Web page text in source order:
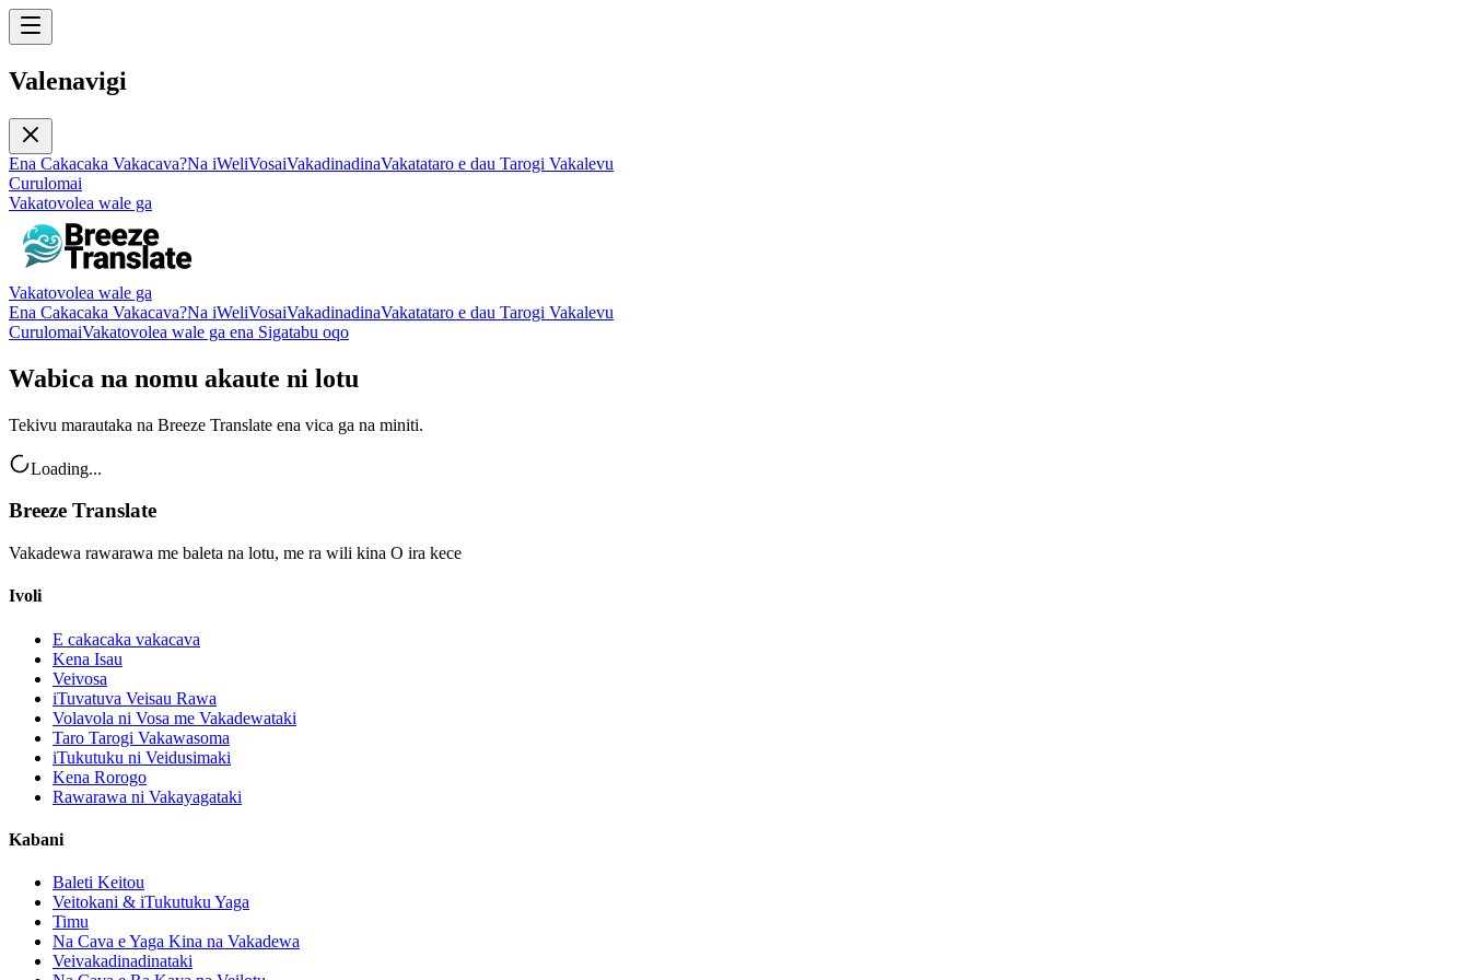
Valenavigi
Ena Cakacaka Vakacava?Na iWeliVosaiVakadinadinaVakatataro e dau Tarogi Vakalevu
Curulomai
Vakatovolea wale ga
Vakatovolea wale ga
Ena Cakacaka Vakacava?Na iWeliVosaiVakadinadinaVakatataro e dau Tarogi Vakalevu
CurulomaiVakatovolea wale ga ena Sigatabu oqo
Wabica na nomu akaute ni lotu
Tekivu marautaka na Breeze Translate ena vica ga na miniti.
Loading...
Breeze Translate
Vakadewa rawarawa me baleta na lotu, me ra wili kina O ira kece
Ivoli
E cakacaka vakacava
Kena Isau
Veivosa
iTuvatuva Veisau Rawa
Volavola ni Vosa me Vakadewataki
Taro Tarogi Vakawasoma
iTukutuku ni Veidusimaki
Kena Rorogo
Rawarawa ni Vakayagataki
Kabani
Baleti Keitou
Veitokani & iTukutuku Yaga
Timu
Na Cava e Yaga Kina na Vakadewa
Veivakadinadinataki